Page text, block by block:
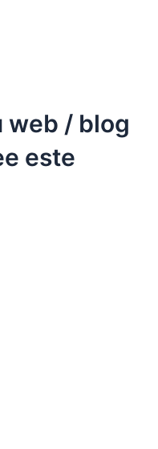
web / blog
este